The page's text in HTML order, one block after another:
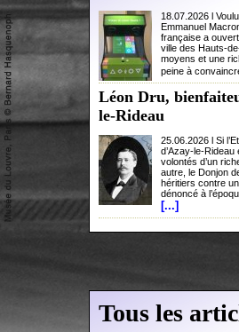
18.07.2026 l
Emmanuel
française a
ville des Hauts-
moyens et une
peine à
Léon Dru,
le-Rideau
25.06.2026 l Si
d’Azay-le-
volontés d’un
autre, le Donjon
héritiers contre
dénoncé à
[...]
Tous les